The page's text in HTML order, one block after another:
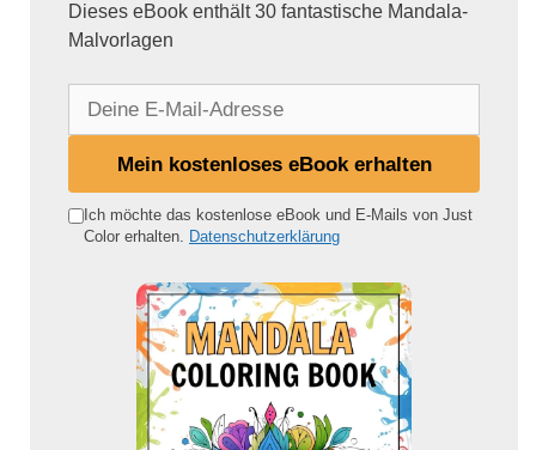
Dieses eBook enthält 30 fantastische Mandala-
Malvorlagen
e
Mein kostenloses eBook erhalten
Ich möchte das kostenlose eBook und E-Mails von Just
Color erhalten. Datenschutzerklärung